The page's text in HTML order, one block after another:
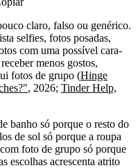
claro, falso ou genérico.
selfies, fotos posadas,
com uma possível cara-
menos gostos,
fotos de grupo (Hinge
, 2026; Tinder Help,
banho só porque o resto do
de sol só porque a roupa
foto de grupo só porque
escolhas acrescenta atrito